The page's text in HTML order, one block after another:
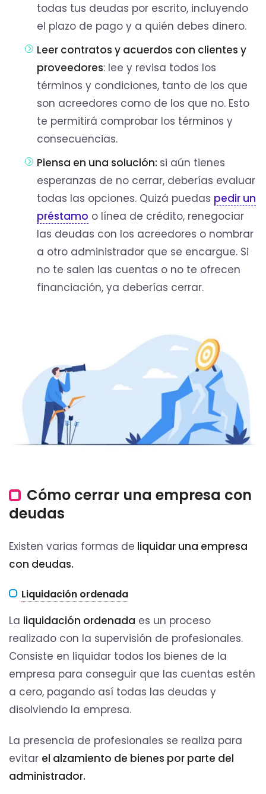
todas tus deudas por escrito, incluyendo
el plazo de pago y a quién debes dinero.
Leer contratos y acuerdos con clientes y
proveedores: lee y revisa todos los
términos y condiciones, tanto de los que
son acreedores como de los que no. Esto
te permitirá comprobar los términos y
consecuencias.
Piensa en una solución: si aún tienes
esperanzas de no cerrar, deberías evaluar
todas las opciones. Quizá puedas pedir un
préstamo o línea de crédito, renegociar
las deudas con los acreedores o nombrar
a otro administrador que se encargue. Si
no te salen las cuentas o no te ofrecen
financiación, ya deberías cerrar.
Cómo cerrar una empresa con
deudas
Existen varias formas de liquidar una empresa
con deudas.
Liquidación ordenada
La liquidación ordenada es un proceso
realizado con la supervisión de profesionales.
Consiste en liquidar todos los bienes de la
empresa para conseguir que las cuentas estén
a cero, pagando así todas las deudas y
disolviendo la empresa.
La presencia de profesionales se realiza para
evitar el alzamiento de bienes por parte del
administrador.